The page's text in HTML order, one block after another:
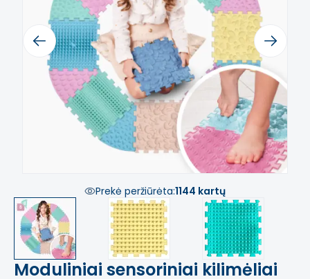
Previous Next
Prekė peržiūrėta:1144 kartų
Moduliniai sensoriniai kilimėliai